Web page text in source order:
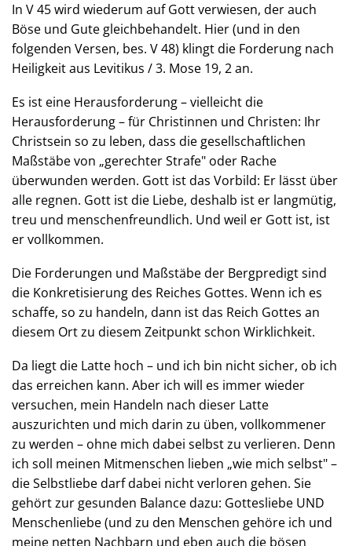
In V 45 wird wiederum auf Gott verwiesen, der auch
Böse und Gute gleichbehandelt. Hier (und in den
folgenden Versen, bes. V 48) klingt die Forderung nach
Heiligkeit aus Levitikus / 3. Mose 19, 2 an.
Es ist eine Herausforderung – vielleicht die
Herausforderung – für Christinnen und Christen: Ihr
Christsein so zu leben, dass die gesellschaftlichen
Maßstäbe von „gerechter Strafe" oder Rache
überwunden werden. Gott ist das Vorbild: Er lässt über
alle regnen. Gott ist die Liebe, deshalb ist er langmütig,
treu und menschenfreundlich. Und weil er Gott ist, ist
er vollkommen.
Die Forderungen und Maßstäbe der Bergpredigt sind
die Konkretisierung des Reiches Gottes. Wenn ich es
schaffe, so zu handeln, dann ist das Reich Gottes an
diesem Ort zu diesem Zeitpunkt schon Wirklichkeit.
Da liegt die Latte hoch – und ich bin nicht sicher, ob ich
das erreichen kann. Aber ich will es immer wieder
versuchen, mein Handeln nach dieser Latte
auszurichten und mich darin zu üben, vollkommener
zu werden – ohne mich dabei selbst zu verlieren. Denn
ich soll meinen Mitmenschen lieben „wie mich selbst" –
die Selbstliebe darf dabei nicht verloren gehen. Sie
gehört zur gesunden Balance dazu: Gottesliebe UND
Menschenliebe (und zu den Menschen gehöre ich und
meine netten Nachbarn und eben auch die bösen